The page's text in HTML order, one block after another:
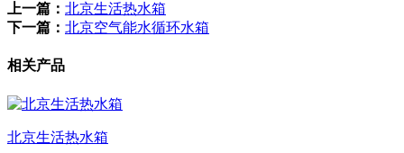
上一篇： 北京生活热水箱
下一篇： 北京空气能水循环水箱
相关产品
北京生活热水箱